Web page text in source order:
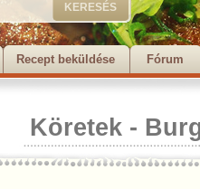
Recept beküldése Fórum
Köretek -